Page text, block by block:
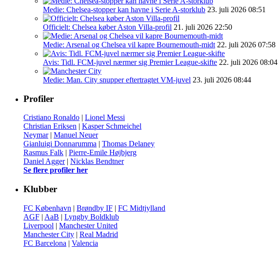
Medie: Chelsea-stopper kan havne i Serie A-storklub 23. juli 2026 08:51
Officielt: Chelsea køber Aston Villa-profil 21. juli 2026 22:50
Medie: Arsenal og Chelsea vil kapre Bournemouth-midt 22. juli 2026 07:58
Avis: Tidl. FCM-juvel nærmer sig Premier League-skifte 22. juli 2026 08:04
Medie: Man. City snupper eftertragtet VM-juvel 23. juli 2026 08:44
Profiler
Cristiano Ronaldo | Lionel Messi
Christian Eriksen | Kasper Schmeichel
Neymar| Manuel Neuer
Gianluigi Donnarumma | Thomas Delaney
Rasmus Falk | Pierre-Emile Højbjerg
Daniel Agger| Nicklas Bendtner
Se flere profiler her
Klubber
FC København | Brøndby IF | FC Midtjylland
AGF | AaB | Lyngby Boldklub
Liverpool | Manchester United
Manchester City | Real Madrid
FC Barcelona | Valencia